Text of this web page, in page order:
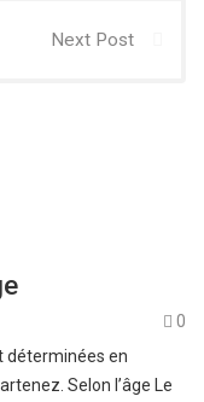
Next Post
0
déterminées en
Selon l’âge Le